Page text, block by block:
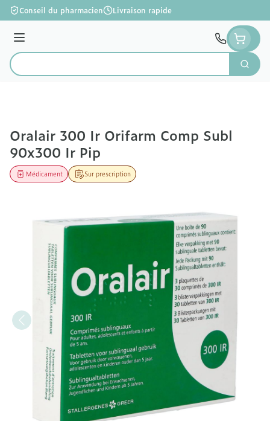
Aller au contenu
Conseil du pharmacien Livraison rapide
Menu
Rechercher
Oralair 300 Ir Orifarm Comp Subl
90x300 Ir Pip
Sur prescription
Médicament